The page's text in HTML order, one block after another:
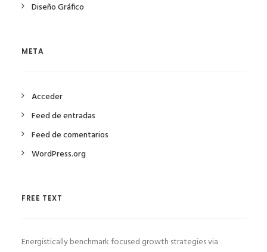
Diseño Gráfico
META
Acceder
Feed de entradas
Feed de comentarios
WordPress.org
FREE TEXT
Energistically benchmark focused growth strategies via